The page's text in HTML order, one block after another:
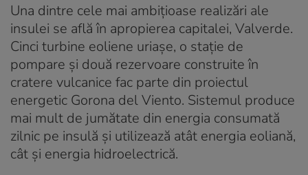
Una dintre cele mai ambițioase realizări ale
insulei se află în apropierea capitalei, Valverde.
Cinci turbine eoliene uriașe, o stație de
pompare și două rezervoare construite în
cratere vulcanice fac parte din proiectul
energetic Gorona del Viento. Sistemul produce
mai mult de jumătate din energia consumată
zilnic pe insulă și utilizează atât energia eoliană,
cât și energia hidroelectrică.